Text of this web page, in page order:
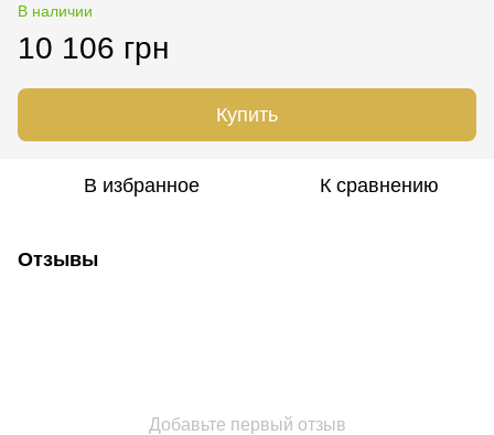
В наличии
10 106 грн
Купить
В избранное К сравнению
Отзывы
Добавьте первый отзыв